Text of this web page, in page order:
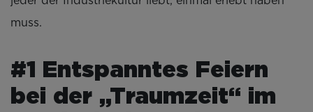
muss.
#1 Entspanntes Feiern
bei der „Traumzeit“ im